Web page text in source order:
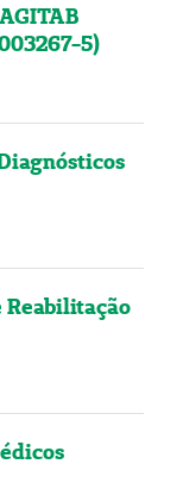
5)
Reabilitação